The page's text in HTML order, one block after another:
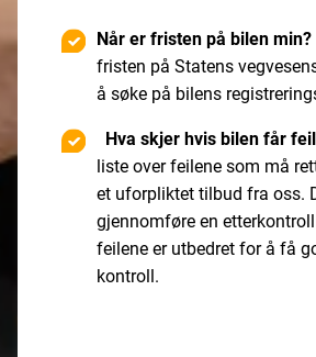
Når er fristen på bilen min?
fristen på Statens
å søke på bilens
Hva skjer hvis bilen får
liste over feilene som må
et uforpliktet tilbud fra oss.
gjennomføre en
feilene er utbedret for å få
kontroll.